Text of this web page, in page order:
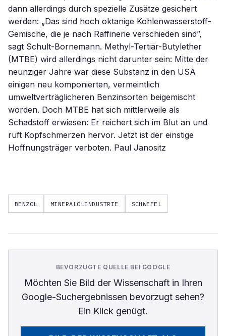
dann allerdings durch spezielle Zusätze gesichert
werden: „Das sind hoch oktanige Kohlenwasserstoff-
Gemische, die je nach Raffinerie verschieden sind”,
sagt Schult-Bornemann. Methyl-Tertiär-Butylether
(MTBE) wird allerdings nicht darunter sein: Mitte der
neunziger Jahre war diese Substanz in den USA
einigen neu komponierten, vermeintlich
umweltverträglicheren Benzinsorten beigemischt
worden. Doch MTBE hat sich mittlerweile als
Schadstoff erwiesen: Er reichert sich im Blut an und
ruft Kopfschmerzen hervor. Jetzt ist der einstige
Hoffnungsträger verboten. Paul Janositz
BENZOL MINERALÖLINDUSTRIE SCHWEFEL
BEVORZUGTE QUELLE BEI GOOGLE
Möchten Sie Bild der Wissenschaftin Ihren
Google-Suchergebnissen bevorzugt sehen?
Ein Klick genügt.